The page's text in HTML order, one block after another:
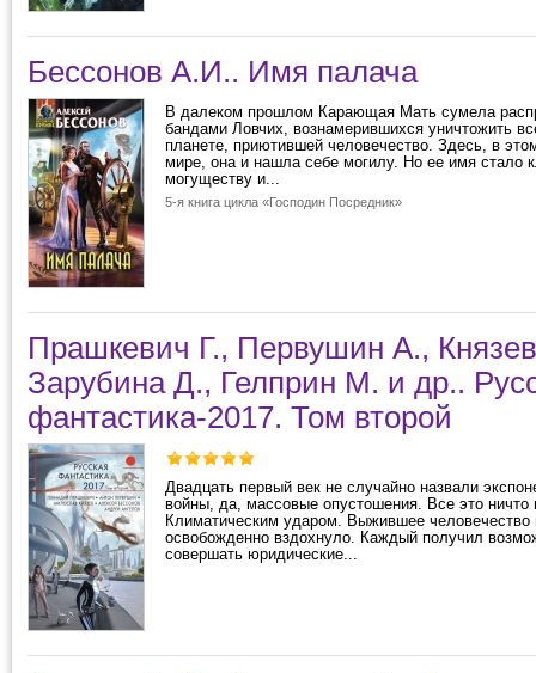
Бессонов А.И.. Имя палача
В далеком прошлом Карающая Мать сумела
бандами Ловчих, вознамерившихся уничтожить
планете, приютившей человечество. Здесь, в
мире, она и нашла себе могилу. Но ее имя стало
могуществу и...
5-я книга цикла «Господин Посредник»
Прашкевич Г., Первушин А.,
Зарубина Д., Гелприн М. и др..
фантастика-2017. Том второй
Двадцать первый век не случайно назвали
войны, да, массовые опустошения. Все это ничто
Климатическим ударом. Выжившее человечество
освобожденно вздохнуло. Каждый получил
совершать юридические...